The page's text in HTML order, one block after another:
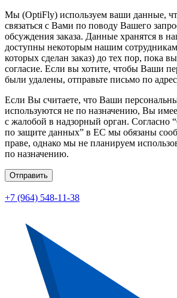
Мы (OptiFly) используем ваши данные,
связаться с Вами по поводу Вашего
обсуждения заказа. Данные хранятся в
доступны некоторым нашим
которых сделан заказ) до тех пор, пока
согласие. Если вы хотите, чтобы Ваши
были удалены, отправьте письмо по
Если Вы считаете, что Ваши
используются не по назначению, Вы
с жалобой в надзорный орган. Согласно
по защите данных” в ЕС мы обязаны
праве, однако мы не планируем
по назначению.
Отправить
+7 (964) 548-11-38